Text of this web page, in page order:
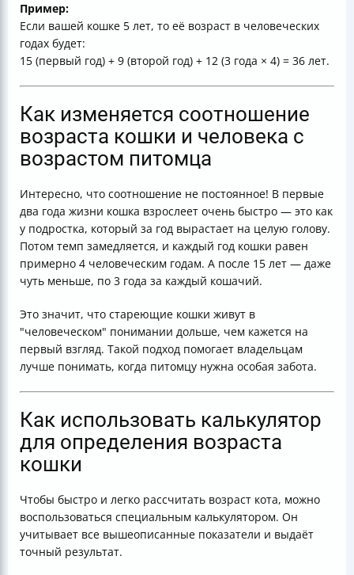
Пример:
Если вашей кошке 5 лет, то её возраст в человеческих
годах будет:
15 (первый год) + 9 (второй год) + 12 (3 года × 4) = 36 лет.
Как изменяется соотношение
возраста кошки и человека с
возрастом питомца
Интересно, что соотношение не постоянное! В первые
два года жизни кошка взрослеет очень быстро — это как
у подростка, который за год вырастает на целую голову.
Потом темп замедляется, и каждый год кошки равен
примерно 4 человеческим годам. А после 15 лет — даже
чуть меньше, по 3 года за каждый кошачий.
Это значит, что стареющие кошки живут в
"человеческом" понимании дольше, чем кажется на
первый взгляд. Такой подход помогает владельцам
лучше понимать, когда питомцу нужна особая забота.
Как использовать калькулятор
для определения возраста
кошки
Чтобы быстро и легко рассчитать возраст кота, можно
воспользоваться специальным калькулятором. Он
учитывает все вышеописанные показатели и выдаёт
точный результат.